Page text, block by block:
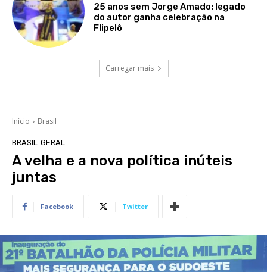
25 anos sem Jorge Amado: legado
do autor ganha celebração na
Flipelô
Carregar mais